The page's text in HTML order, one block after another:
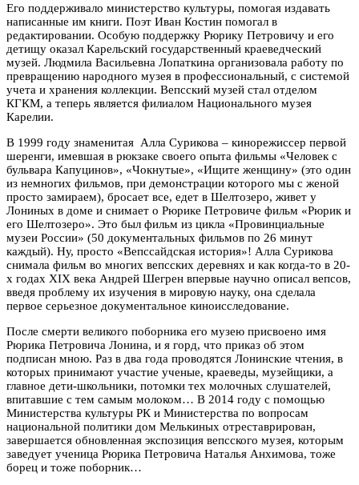
Его поддерживало министерство культуры, помогая издавать
написанные им книги. Поэт Иван Костин помогал в
редактировании. Особую поддержку Рюрику Петровичу и его
детищу оказал Карельский государственный краеведческий
музей. Людмила Васильевна Лопаткина организовала работу по
превращению народного музея в профессиональный, с системой
учета и хранения коллекции. Вепсский музей стал отделом
КГКМ, а теперь является филиалом Национального музея
Карелии.
В 1999 году знаменитая Алла Сурикова – кинорежиссер первой
шеренги, имевшая в рюкзаке своего опыта фильмы «Человек с
бульвара Капуцинов», «Чокнутые», «Ищите женщину» (это один
из немногих фильмов, при демонстрации которого мы с женой
просто замираем), бросает все, едет в Шелтозеро, живет у
Лониных в доме и снимает о Рюрике Петровиче фильм «Рюрик и
его Шелтозеро». Это был фильм из цикла «Провинциальные
музеи России» (50 документальных фильмов по 26 минут
каждый). Ну, просто «Вепссайдская история»! Алла Сурикова
снимала фильм во многих вепсских деревнях и как когда-то в 20-
х годах XIX века Андрей Шегрен впервые научно описал вепсов,
введя проблему их изучения в мировую науку, она сделала
первое серьезное документальное киноисследование.
После смерти великого поборника его музею присвоено имя
Рюрика Петровича Лонина, и я горд, что приказ об этом
подписан мною. Раз в два года проводятся Лонинские чтения, в
которых принимают участие ученые, краеведы, музейщики, а
главное дети-школьники, потомки тех молочных слушателей,
впитавшие с тем самым молоком… В 2014 году с помощью
Министерства культуры РК и Министерства по вопросам
национальной политики дом Мелькиных отреставрирован,
завершается обновленная экспозиция вепсского музея, которым
заведует ученица Рюрика Петровича Наталья Анхимова, тоже
борец и тоже поборник…